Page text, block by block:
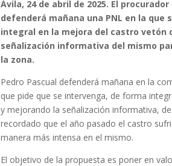
Ávila, 24 de abril de 2025. El
defenderá mañana una PNL en la
integral en la mejora del castro vetón
señalización informativa del mismo
la zona.
Pedro Pascual defenderá mañana en la
que pide que se intervenga, de forma
y mejorando la señalización informativa,
recordado que el año pasado el castro
manera más intensa en el mismo.
El objetivo de la propuesta es poner en